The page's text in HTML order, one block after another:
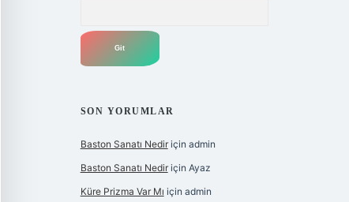
SON YORUMLAR
Baston Sanatı Nediriçin admin
Baston Sanatı Nediriçin Ayaz
Küre Prizma Var Mı için admin